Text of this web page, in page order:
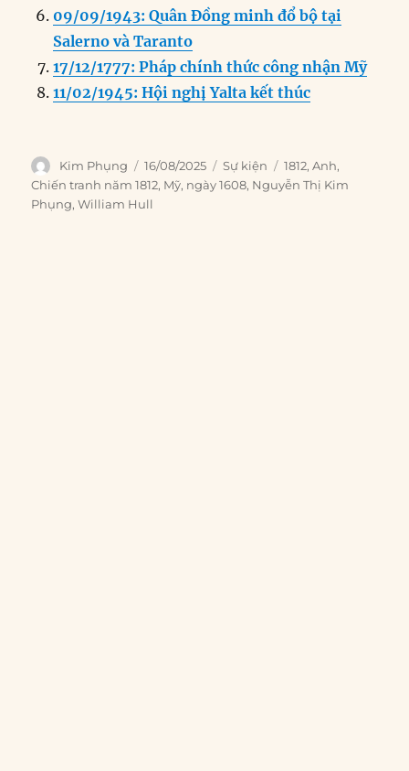
09/09/1943: Quân Đồng minh đổ bộ tại
Salerno và Taranto
17/12/1777: Pháp chính thức công nhận Mỹ
11/02/1945: Hội nghị Yalta kết thúc
Author
Kim Phụng
Posted
on
16/08/2025 Categories
Sự kiện Tags
1812,Anh,
Chiến tranh năm 1812, Mỹ, ngày 1608, Nguyễn Thị Kim
Phụng,William Hull